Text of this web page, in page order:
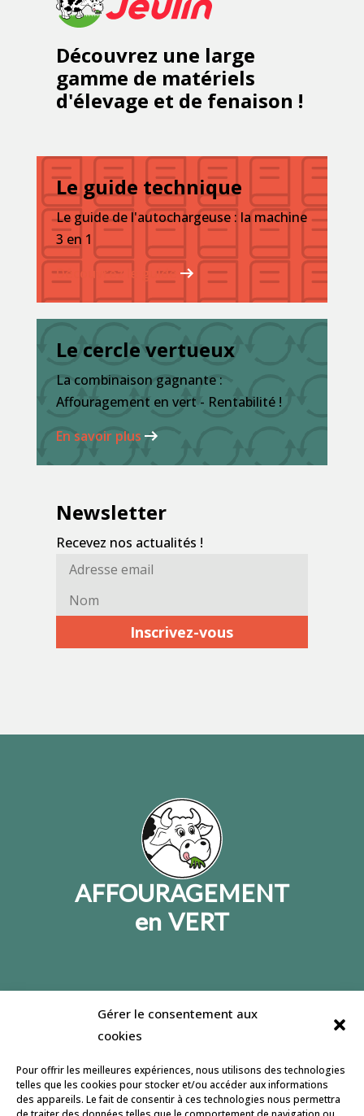
Gérer le consentement aux
cookies
Pour offrir les meilleures expériences, nous utilisons des technologies
telles que les cookies pour stocker et/ou accéder aux informations
des appareils. Le fait de consentir à ces technologies nous permettra
Découvrez une large
gamme de matériels
d'élevage et de fenaison !
Le guide technique
Le guide de l'autochargeuse : la machine
3 en 1
Découvrez le guide
Le cercle vertueux
La combinaison gagnante :
Affouragement en vert - Rentabilité !
En savoir plus
Newsletter
Recevez nos actualités !
Adresse
Nom*
AFFOURAGEMENT
en VERT
Jeulin lance un site dédié à l’affouragement en
vert, son but : informer et accompagner le
nous pour partager et échanger sur notrepage
facebook.